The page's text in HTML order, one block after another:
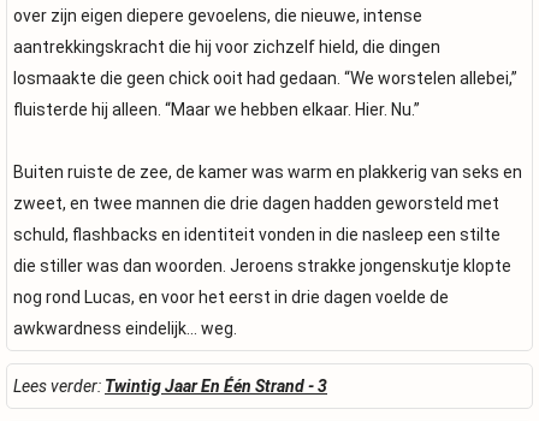
over zijn eigen diepere gevoelens, die nieuwe, intense
aantrekkingskracht die hij voor zichzelf hield, die dingen
losmaakte die geen chick ooit had gedaan. “We worstelen allebei,”
fluisterde hij alleen. “Maar we hebben elkaar. Hier. Nu.”
Buiten ruiste de zee, de kamer was warm en plakkerig van seks en
zweet, en twee mannen die drie dagen hadden geworsteld met
schuld, flashbacks en identiteit vonden in die nasleep een stilte
die stiller was dan woorden. Jeroens strakke jongenskutje klopte
nog rond Lucas, en voor het eerst in drie dagen voelde de
awkwardness eindelijk… weg.
Lees verder: Twintig Jaar En Één Strand - 3